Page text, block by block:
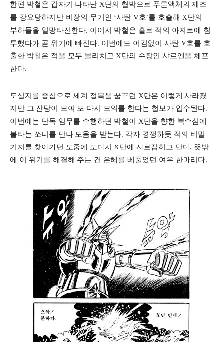
한편 박철은 갑자기 나타난 X단의 협박으로 푸른액체의 제조
를 강요당하지만 비장의 무기인 ‘사탄 V호’를 호출해 X단의
부하들을 일망타진한다. 이어서 박철은 홀로 적의 아지트에 침
투했다가 곧 위기에 빠진다. 이번에도 어김없이 사탄 V호를 호
출한 박철은 적을 모두 물리치고 X단의 수장인 샤르엔을 체포
한다.
도심지를 중심으로 세계 정복을 꿈꾸던 X단은 이렇게 사라졌
지만 그 잔당이 모여 또 다시 모의를 한다는 첩보가 입수된다.
이번에는 단독 임무를 수행하던 박철이 X단을 향한 복수심에
불타는 쏘니를 만나 도움을 받는다. 각자 경쟁하듯 적의 비밀
기지를 찾아가던 도중에 또다시 X단에 사로잡히고 만다. 뜻밖
에 이 위기를 해결해 주는 건 은혜를 베풀었던 여우 한마리다.